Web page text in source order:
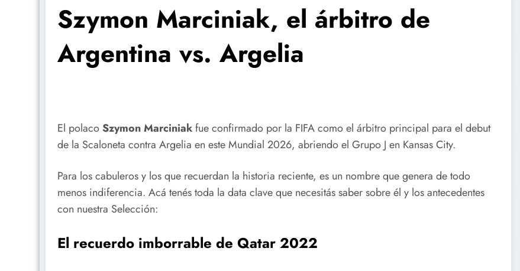
Szymon Marciniak, el árbitro de
Argentina vs. Argelia
El polacoSzymon Marciniakfue confirmado por la FIFA como el árbitro principal para el debut
de la Scaloneta contra Argelia en este Mundial 2026, abriendo el Grupo J en Kansas City.
Para los cabuleros y los que recuerdan la historia reciente, es un nombre que genera de todo
menos indiferencia. Acá tenés toda la data clave que necesitás saber sobre él y los antecedentes
con nuestra Selección:
El recuerdo imborrable de Qatar 2022